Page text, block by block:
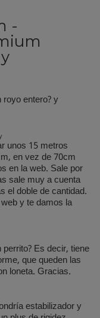
-
entero? y
unos 15 metros
en vez de 70cm
en la web. Sale por
sale muy a cuenta
el doble de cantidad.
y te damos la
tiene
que queden las
loneta. Gracias.
estabilizador y